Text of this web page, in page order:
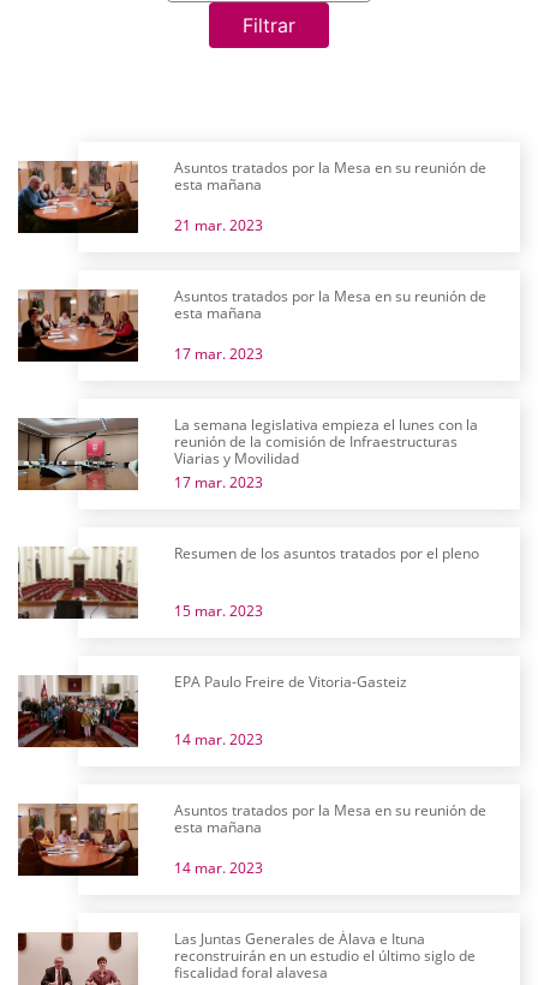
Filtrar
Asuntos tratados por la Mesa en su reunión de
esta mañana
21 mar. 2023
Asuntos tratados por la Mesa en su reunión de
esta mañana
17 mar. 2023
La semana legislativa empieza el lunes con la
reunión de la comisión de Infraestructuras
Viarias y Movilidad
17 mar. 2023
Resumen de los asuntos tratados por el pleno
15 mar. 2023
EPA Paulo Freire de Vitoria-Gasteiz
14 mar. 2023
Asuntos tratados por la Mesa en su reunión de
esta mañana
14 mar. 2023
Las Juntas Generales de Álava e Ituna
reconstruirán en un estudio el último siglo de
fiscalidad foral alavesa